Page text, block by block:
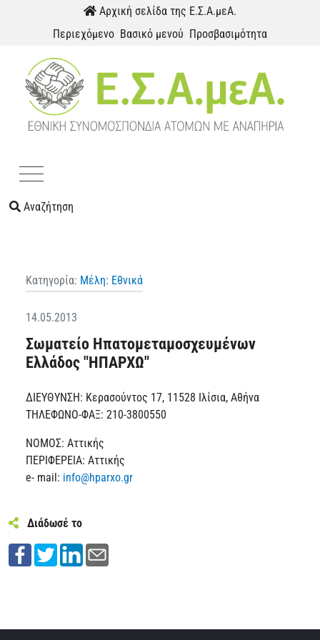
Παράκαμψη προς το περιεχόμενοΑρχική σελίδα της Ε.Σ.Α.μεΑ.
Περιεχόμενο Βασικό μενού Προσβασιμότητα
Αναζήτηση
Κατηγορία: Μέλη: Εθνικά
14.05.2013
Σωματείο Ηπατομεταμοσχευμένων
Ελλάδος "ΗΠΑΡΧΩ"
ΔΙΕΥΘΥΝΣΗ: Κερασούντος 17, 11528 Ιλίσια, Αθήνα
ΤΗΛΕΦΩΝΟ-ΦΑΞ: 210-3800550
ΝΟΜΟΣ: Αττικής
ΠΕΡΙΦΕΡΕΙΑ: Αττικής
e- mail: info@hparxo.gr
Διάδωσέ το